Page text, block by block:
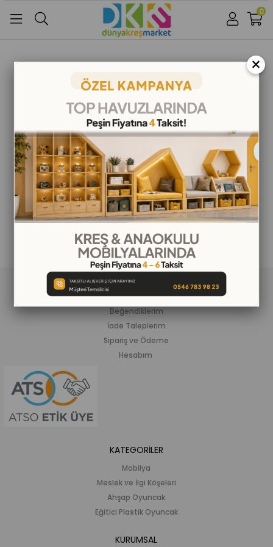
Google İle Bağlan
0
ALIŞVERİŞ BİLGİLERİ
Siparişlerim
Beğendiklerim
İade Taleplerim
Sipariş ve Ödeme
Hesabım
KATEGORİLER
Mobilya
Meslek ve İlgi Köşeleri
Ahşap Oyuncak
Eğitici Plastik Oyuncak
KURUMSAL
×